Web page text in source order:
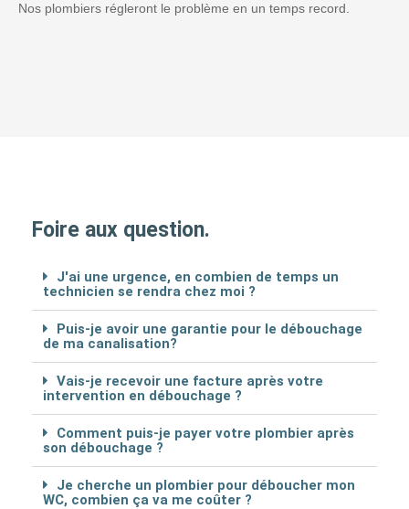
Nos plombiers régleront le problème en un temps record.
Foire aux question.
J'ai une urgence, en combien de temps un
technicien se rendra chez moi ?
Puis-je avoir une garantie pour le débouchage
de ma canalisation?
Vais-je recevoir une facture après votre
intervention en débouchage ?
Comment puis-je payer votre plombier après
son débouchage ?
Je cherche un plombier pour déboucher mon
WC, combien ça va me coûter ?